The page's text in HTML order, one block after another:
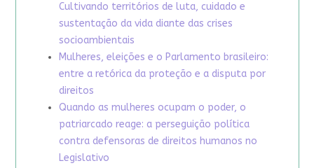
Cultivando territórios de luta, cuidado e
sustentação da vida diante das crises
socioambientais
Mulheres, eleições e o Parlamento brasileiro:
entre a retórica da proteção e a disputa por
direitos
Quando as mulheres ocupam o poder, o
patriarcado reage: a perseguição política
contra defensoras de direitos humanos no
Legislativo